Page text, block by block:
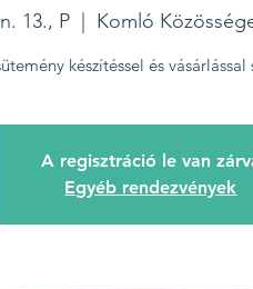
13., P Komló
készítéssel és
A regisztráció le van
Egyéb rendezvények